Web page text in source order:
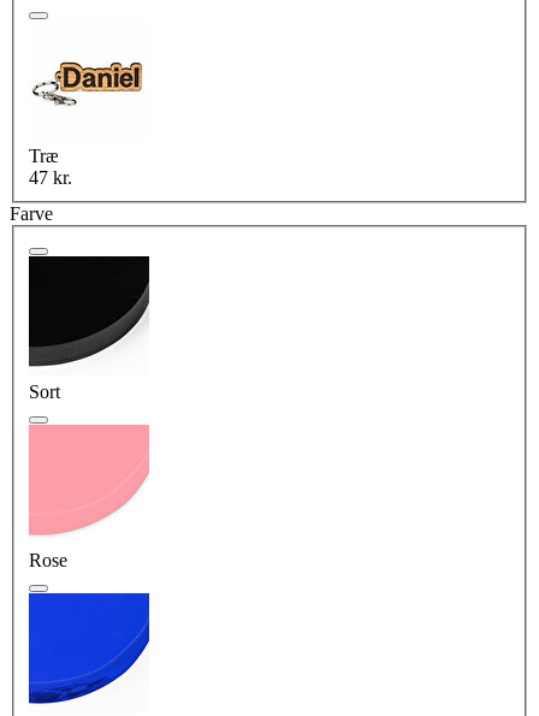
Træ
47 kr.
Farve
Sort
Rose